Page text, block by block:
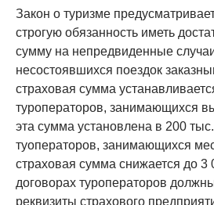
Закон о туризме
строгую обязанность иметь
сумму на непредвиденные
несостоявшихся поездок
страховая сумма
туроператоров, занимающихся
эта сумма установлена в 200
туоператоров, занимающихся
страховая сумма снижается до 3
договорах туроператоров
реквизиты страхового